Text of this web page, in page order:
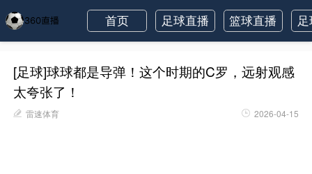
首页 足球直播 篮球直播
[足球]球球都是导弹！这个时期的C罗，远射观感
太夸张了！
雷速体育 2026-04-15